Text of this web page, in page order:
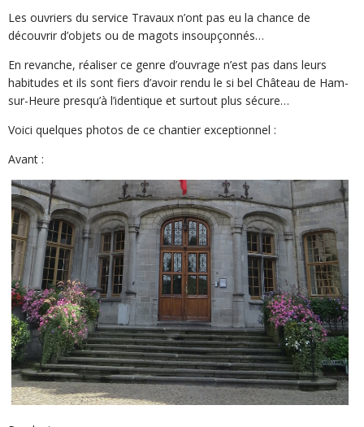
Les ouvriers du service Travaux n’ont pas eu la chance de
découvrir d’objets ou de magots insoupçonnés…
En revanche, réaliser ce genre d’ouvrage n’est pas dans leurs
habitudes et ils sont fiers d’avoir rendu le si bel Château de Ham-
sur-Heure presqu’à l’identique et surtout plus sécure…
Voici quelques photos de ce chantier exceptionnel :
Avant :